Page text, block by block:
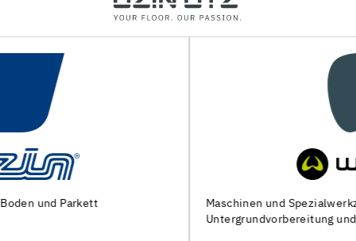
Maschinen und Spezialwerkzeuge zur
Untergrundvorbereitung und Verlegung von Bodenbelägen